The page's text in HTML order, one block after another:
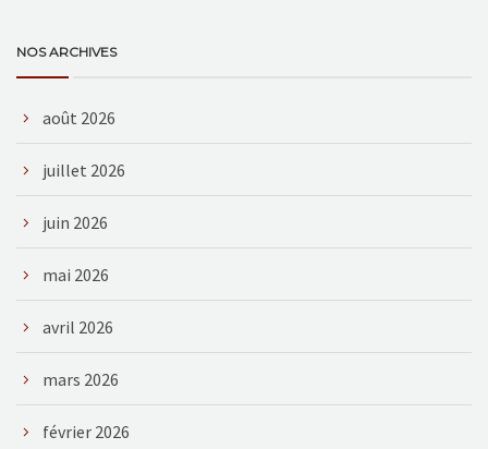
NOS ARCHIVES
août 2026
juillet 2026
juin 2026
mai 2026
avril 2026
mars 2026
février 2026